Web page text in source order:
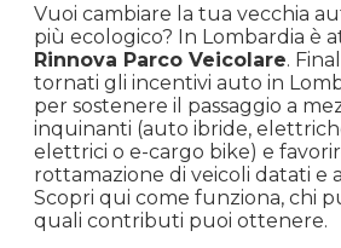
Vuoi cambiare la tua vecchia
più ecologico? In Lombardia è
Rinnova Parco Veicolare.
tornati gli incentivi auto in
per sostenere il passaggio a
inquinanti (auto ibride,
elettrici o e-cargo bike) e
rottamazione di veicoli datati e
Scopri qui come funziona, chi
quali contributi puoi ottenere.